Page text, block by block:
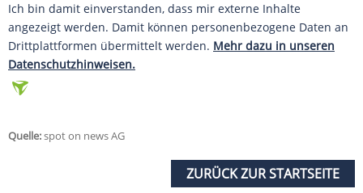
Ich bin damit einverstanden, dass mir externe Inhalte
angezeigt werden. Damit können personenbezogene Daten an
Drittplattformen übermittelt werden. Mehr dazu in unseren
Datenschutzhinweisen.
Quelle:spot on news AG
ZURÜCK ZUR STARTSEITE